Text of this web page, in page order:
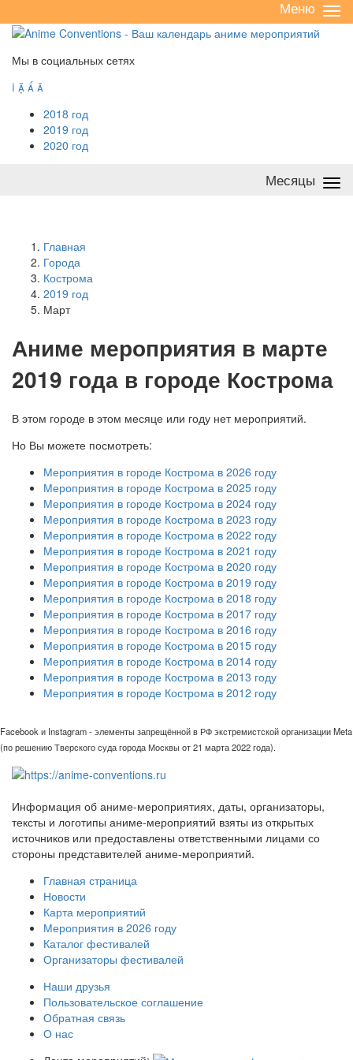
/
Меню
Мы в социальных сетях
   
2018 год
2019 год
2020 год
Месяцы
Главная
Города
Кострома
2019 год
Март
Аниме мероприятия в марте
2019 года в городе Кострома
В этом городе в этом месяце или году нет мероприятий.
Но Вы можете посмотреть:
Мероприятия в городе Кострома в 2026 году
Мероприятия в городе Кострома в 2025 году
Мероприятия в городе Кострома в 2024 году
Мероприятия в городе Кострома в 2023 году
Мероприятия в городе Кострома в 2022 году
Мероприятия в городе Кострома в 2021 году
Мероприятия в городе Кострома в 2020 году
Мероприятия в городе Кострома в 2019 году
Мероприятия в городе Кострома в 2018 году
Мероприятия в городе Кострома в 2017 году
Мероприятия в городе Кострома в 2016 году
Мероприятия в городе Кострома в 2015 году
Мероприятия в городе Кострома в 2014 году
Мероприятия в городе Кострома в 2013 году
Мероприятия в городе Кострома в 2012 году
Facebook и Instagram - элементы запрещённой в РФ экстремистской организации Meta
(по решению Тверского суда города Москвы от 21 марта 2022 года).
Информация об аниме-мероприятиях, даты, организаторы,
тексты и логотипы аниме-мероприятий взяты из открытых
источников или предоставлены ответственными лицами со
стороны представителей аниме-мероприятий.
Главная страница
Новости
Карта мероприятий
Мероприятия в 2026 году
Каталог фестивалей
Организаторы фестивалей
Наши друзья
Пользовательское соглашение
Обратная связь
О нас